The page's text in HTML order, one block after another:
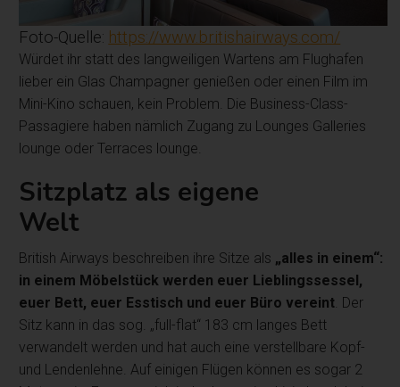
Foto-Quelle: https://www.britishairways.com/
Würdet ihr statt des langweiligen Wartens am Flughafen
lieber ein Glas Champagner genießen oder einen Film im
Mini-Kino schauen, kein Problem. Die Business-Class-
Passagiere haben nämlich Zugang zu Lounges Galleries
lounge oder Terraces lounge.
Sitzplatz als eigene
Welt
British Airways beschreiben ihre Sitze als „alles in einem“:
in einem Möbelstück werden euer Lieblingssessel,
euer Bett, euer Esstisch und euer Büro vereint . Der
Sitz kann in das sog. „full-flat“ 183 cm langes Bett
verwandelt werden und hat auch eine verstellbare Kopf-
und Lendenlehne. Auf einigen Flügen können es sogar 2